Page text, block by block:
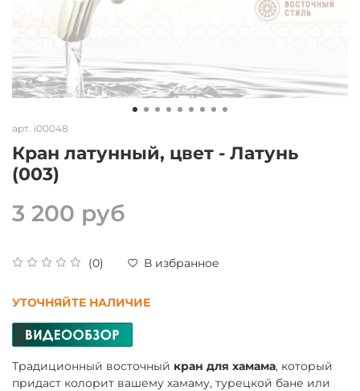
арт. i00048
Кран латунный, цвет - Латунь
(003)
(0) В избранное
3 200 руб
УТОЧНЯЙТЕ НАЛИЧИЕ
Традиционный восточный кран для хамама, который
придаст колорит вашему хамаму, турецкой бане или